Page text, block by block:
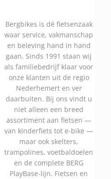
Bergbikes is dé fietsenzaak
waar service, vakmanschap
en beleving hand in hand
gaan. Sinds 1991 staan wij
als familiebedrijf klaar voor
onze klanten uit de regio
Nederhemert en ver
daarbuiten. Bij ons vindt u
niet alleen een breed
assortiment aan fietsen —
van kinderfiets tot e-bike —
maar ook skelters,
trampolines, voetbaldoelen
en de complete BERG
PlayBase-lijn. Fietsen en